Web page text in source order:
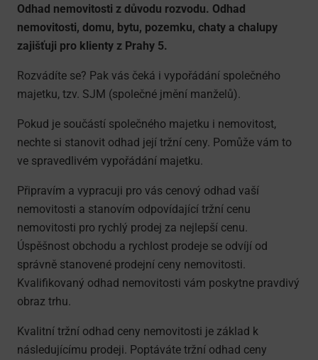
Odhad nemovitosti z důvodu rozvodu. Odhad
nemovitosti, domu, bytu, pozemku, chaty a chalupy
zajišťuji pro klienty z Prahy 5.
Rozvádíte se? Pak vás čeká i vypořádání společného
majetku, tzv. SJM (společné jmění manželů).
Pokud je součástí společného majetku i nemovitost,
nechte si stanovit odhad její tržní ceny. Pomůže vám to
ve spravedlivém vypořádání majetku.
Připravím a vypracuji pro vás cenový odhad vaší
nemovitosti a stanovím odpovídající tržní cenu
nemovitosti pro rychlý prodej za nejlepší cenu.
Úspěšnost obchodu a rychlost prodeje se odvíjí od
správně stanovené prodejní ceny nemovitosti.
Kvalifikovaný odhad nemovitosti vám poskytne pravdivý
obraz trhu.
Kvalitní tržní odhad ceny nemovitosti je základ k
následujícímu prodeji. Poptáváte tržní odhad ceny